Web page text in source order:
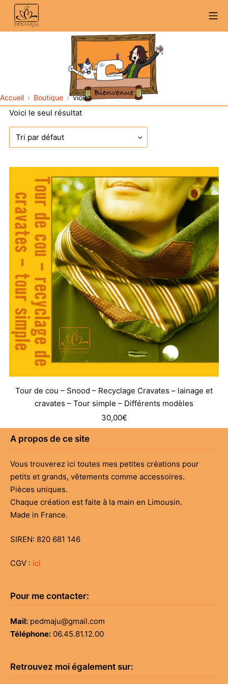
Aller
contenu
Accueil Boutique violet
Voici le seul résultat
Tour de cou – Snood – Recyclage Cravates – lainage et
cravates – Tour simple – Différents modèles
30,00€
A propos de ce site
Vous trouverez ici toutes mes petites créations pour
petits et grands, vêtements comme accessoires.
Pièces uniques.
Chaque création est faite à la main en Limousin.
Made in France.
SIREN: 820 681 146
CGV : ici
Pour me contacter:
Mail: pedmaju@gmail.com
Téléphone: 06.45.81.12.00
Retrouvez moi également sur: